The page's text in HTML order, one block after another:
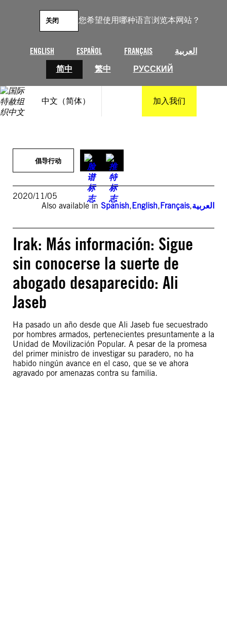
您希望使用哪种语言浏览本网站？
ENGLISH ESPAÑOL FRANÇAIS
العربية
简中
繁中 РУССКИЙ
关闭
中文（简体） 加入我们
倡导行动
2020/11/05
Also available in Spanish,English,Français,العربية
Irak: Más información: Sigue
sin conocerse la suerte de
abogado desaparecido: Ali
Jaseb
Ha pasado un año desde que Ali Jaseb fue secuestrado
por hombres armados, pertenecientes presuntamente a la
Unidad de Movilización Popular. A pesar de la promesa
del primer ministro de investigar su paradero, no ha
habido ningún avance en el caso, que se ve ahora
agravado por amenazas contra su familia.